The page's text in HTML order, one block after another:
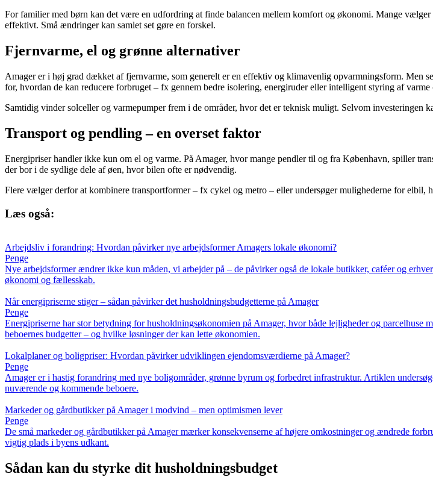
For familier med børn kan det være en udfordring at finde balancen mellem komfort og økonomi. Mange
effektivt. Små ændringer kan samlet set gøre en forskel.
Fjernvarme, el og grønne alternativer
Amager er i høj grad dækket af fjernvarme, som generelt er en effektiv og klimavenlig opvarmningsform. Men
for, hvordan de kan reducere forbruget – fx gennem bedre isolering, energiruder eller intelligent styring af varme
Samtidig vinder solceller og varmepumper frem i de områder, hvor det er teknisk muligt. Selvom investeringen
Transport og pendling – en overset faktor
Energipriser handler ikke kun om el og varme. På Amager, hvor mange pendler til og fra København, spiller
der bor i de sydlige dele af øen, hvor bilen ofte er nødvendig.
Flere vælger derfor at kombinere transportformer – fx cykel og metro – eller undersøger mulighederne for
Læs også:
Arbejdsliv i forandring: Hvordan påvirker nye arbejdsformer Amagers lokale økonomi?
Penge
Nye arbejdsformer ændrer ikke kun måden, vi arbejder på – de påvirker også de lokale butikker, caféer og
økonomi og fællesskab.
Når energipriserne stiger – sådan påvirker det husholdningsbudgetterne på Amager
Penge
Energipriserne har stor betydning for husholdningsøkonomien på Amager, hvor både lejligheder og
beboernes budgetter – og hvilke løsninger der kan lette økonomien.
Lokalplaner og boligpriser: Hvordan påvirker udviklingen ejendomsværdierne på Amager?
Penge
Amager er i hastig forandring med nye boligområder, grønne byrum og forbedret infrastruktur. Artiklen
nuværende og kommende beboere.
Markeder og gårdbutikker på Amager i modvind – men optimismen lever
Penge
De små markeder og gårdbutikker på Amager mærker konsekvenserne af højere omkostninger og ændrede
vigtig plads i byens udkant.
Sådan kan du styrke dit husholdningsbudget